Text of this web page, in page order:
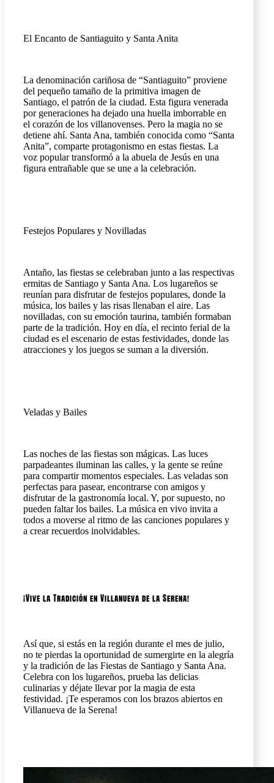
El Encanto de Santiaguito y Santa Anita
La denominación cariñosa de “Santiaguito” proviene
del pequeño tamaño de la primitiva imagen de
Santiago, el patrón de la ciudad. Esta figura venerada
por generaciones ha dejado una huella imborrable en
el corazón de los villanovenses. Pero la magia no se
detiene ahí. Santa Ana, también conocida como “Santa
Anita”, comparte protagonismo en estas fiestas. La
voz popular transformó a la abuela de Jesús en una
figura entrañable que se une a la celebración.
Festejos Populares y Novilladas
Antaño, las fiestas se celebraban junto a las respectivas
ermitas de Santiago y Santa Ana. Los lugareños se
reunían para disfrutar de festejos populares, donde la
música, los bailes y las risas llenaban el aire. Las
novilladas, con su emoción taurina, también formaban
parte de la tradición. Hoy en día, el recinto ferial de la
ciudad es el escenario de estas festividades, donde las
atracciones y los juegos se suman a la diversión.
Veladas y Bailes
Las noches de las fiestas son mágicas. Las luces
parpadeantes iluminan las calles, y la gente se reúne
para compartir momentos especiales. Las veladas son
perfectas para pasear, encontrarse con amigos y
disfrutar de la gastronomía local. Y, por supuesto, no
pueden faltar los bailes. La música en vivo invita a
todos a moverse al ritmo de las canciones populares y
a crear recuerdos inolvidables.
¡Vive la Tradición en Villanueva de la Serena!
Así que, si estás en la región durante el mes de julio,
no te pierdas la oportunidad de sumergirte en la alegría
y la tradición de las Fiestas de Santiago y Santa Ana.
Celebra con los lugareños, prueba las delicias
culinarias y déjate llevar por la magia de esta
festividad. ¡Te esperamos con los brazos abiertos en
Villanueva de la Serena!